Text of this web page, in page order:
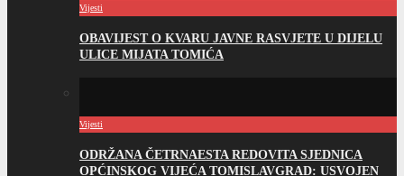
Vijesti
OBAVIJEST O KVARU JAVNE RASVJETE U DIJELU
ULICE MIJATA TOMIĆA
Vijesti
ODRŽANA ČETRNAESTA REDOVITA SJEDNICA
OPĆINSKOG VIJEĆA TOMISLAVGRAD: USVOJEN